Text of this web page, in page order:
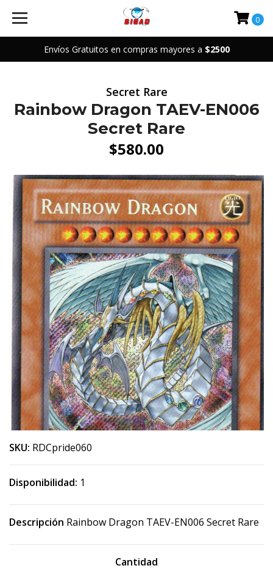
Envíos Gratuitos en compras mayores a $2500
0
Secret Rare
Rainbow Dragon TAEV-EN006
Secret Rare
$580.00
SKU: RDCpride060
Disponibilidad: 1
Descripción Rainbow Dragon TAEV-EN006 Secret Rare
Cantidad